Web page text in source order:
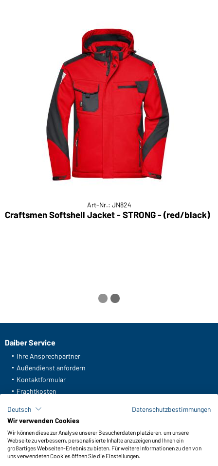
Art-Nr.: JN824
Craftsmen Softshell Jacket - STRONG - (red/black)
Daiber Service
Ihre Ansprechpartner
Außendienst anfordern
Kontaktformular
Frachtkosten
Lagerbestand abfragen
Funktionen & Pflege
Produkteigenschaften
Deutsch
Datenschutzbestimmungen
Wir verwenden Cookies
Wir können diese zur Analyse unserer Besucherdaten platzieren, um unsere
Webseite zu verbessern, personalisierte Inhalte anzuzeigen und Ihnen ein
großartiges Webseiten-Erlebnis zu bieten. Für weitere Informationen zu den von
uns verwendeten Cookies öffnen Sie die Einstellungen.